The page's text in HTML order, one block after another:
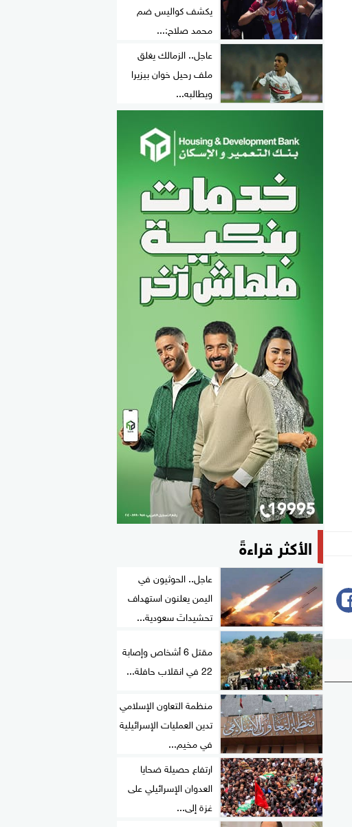
يكشف كواليس ضم
محمد صلاح:...
عاجل.. الزمالك يغلق
ملف رحيل خوان بيزيرا
ويطالبه...
الأكثر قراءةً
عاجل.. الحوثيون في
اليمن يعلنون استهداف
تحشيداتَ سعودية...
مقتل 6 أشخاص وإصابة
22 في انقلاب حافلة...
منظمة التعاون الإسلامي
تدين العمليات الإسرائيلية
في مخيم...
ارتفاع حصيلة ضحايا
العدوان الإسرائيلي على
غزة إلى...